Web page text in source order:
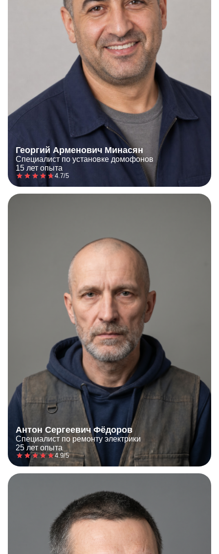
Георгий Арменович Минасян
Специалист по установке домофонов
15 лет опыта
4.7/5
Антон Сергеевич Фёдоров
Специалист по ремонту электрики
25 лет опыта
4.9/5